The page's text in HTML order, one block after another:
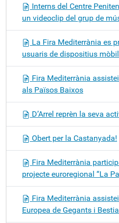
Interns del Centre
un videoclip del grup de
La Fira Mediterrània es
usuaris de dispositius
Fira Mediterrània
als Països Baixos
D’Arrel reprèn la seva
Obert per la Castanyada!
Fira Mediterrània
projecte euroregional “La
Fira Mediterrània
Europea de Gegants i